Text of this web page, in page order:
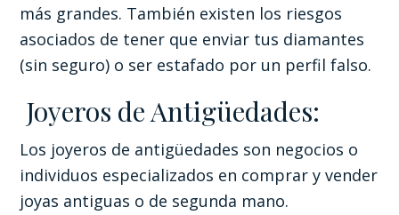
más grandes. También existen los riesgos
asociados de tener que enviar tus diamantes
(sin seguro) o ser estafado por un perfil falso.
Joyeros de Antigüedades:
Los joyeros de antigüedades son negocios o
individuos especializados en comprar y vender
joyas antiguas o de segunda mano.